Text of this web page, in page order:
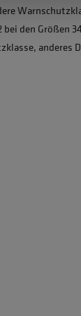
den Größen
anderes